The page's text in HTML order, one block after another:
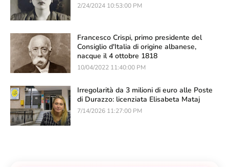
2/24/2024 10:53:00 PM
Francesco Crispi, primo presidente del
Consiglio d'Italia di origine albanese,
nacque il 4 ottobre 1818
10/04/2022 11:40:00 PM
Irregolarità da 3 milioni di euro alle Poste
di Durazzo: licenziata Elisabeta Mataj
7/14/2026 11:27:00 PM